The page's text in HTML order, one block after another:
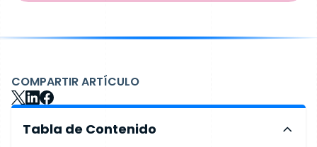
COMPARTIR ARTÍCULO
Tabla de Contenido